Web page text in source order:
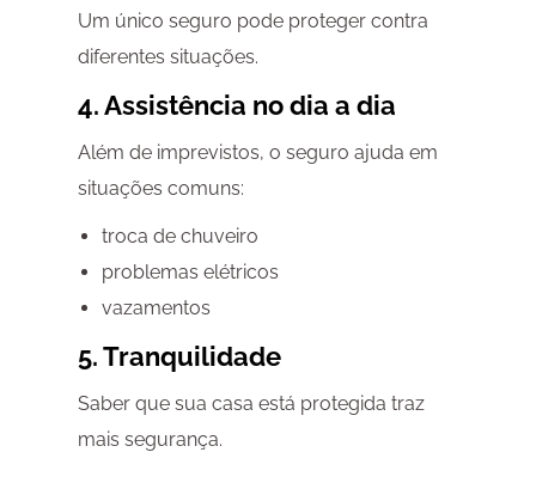
Um único seguro pode proteger contra
diferentes situações.
4. Assistência no dia a dia
Além de imprevistos, o seguro ajuda em
situações comuns:
troca de chuveiro
problemas elétricos
vazamentos
5. Tranquilidade
Saber que sua casa está protegida traz
mais segurança.